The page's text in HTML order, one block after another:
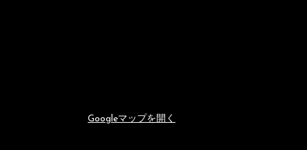
Googleマップを開く